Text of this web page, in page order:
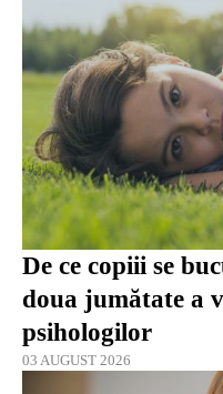
De ce copiii se
doua jumătate a
psihologilor
03 AUGUST 2026